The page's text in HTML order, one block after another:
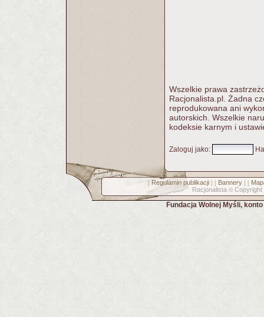
Wszelkie prawa
Racjonalista.pl. Żadna
reprodukowana ani
autorskich. Wszelkie
kodeksie karnym i
Zaloguj jako:
[ Regulamin publikacji] [ Bannery] [
Racjonalista © Copyright
Fundacja Wolnej Myśli,